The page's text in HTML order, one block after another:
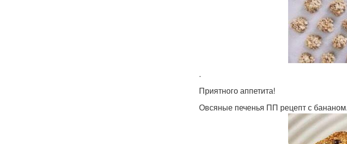
.
Приятного аппетита!
Овсяные печенья ПП рецепт с